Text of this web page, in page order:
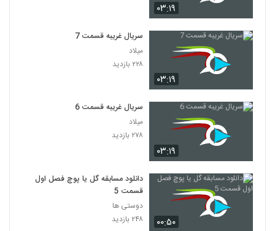
۰۳:۱۹
۰۳:۱۹
سریال غریبه قسمت 7
میلاد
۲۲۸ بازدید
۰۳:۱۹
سریال غریبه قسمت 6
میلاد
۲۷۸ بازدید
۰۰:۵۰
دانلود مسابقه گل یا پوچ فصل اول
قسمت 5
دوستی ها
۲۴۸ بازدید